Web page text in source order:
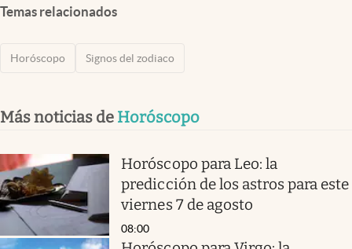
Temas relacionados
Horóscopo Signos del zodiaco
Más noticias de Horóscopo
Horóscopo para Leo: la
predicción de los astros para este
viernes 7 de agosto
08:00